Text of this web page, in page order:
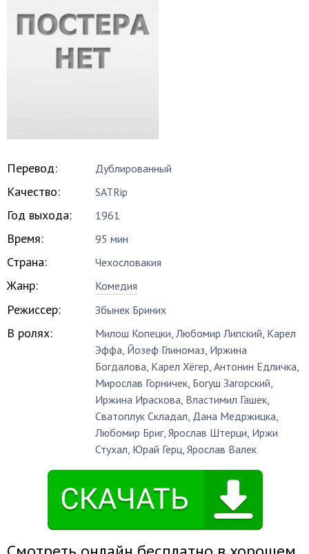
Перевод: Дублированный
Качество: SATRip
Год выхода: 1961
Время: 95 мин
Страна: Чехословакия
Жанр: Комедия
Режиссер: Збынек Бриних
В ролях: Милош Копецки,Любомир Липский, Карел
Эффа, Йозеф Глиномаз, Иржина
Богдалова, Карел Хёгер,Антонин Едличка,
Мирослав Горничек, Богуш Загорский,
Иржина Ираскова, Властимил Гашек,
Сватоплук Складал, Дана Медржицка,
Любомир Бриг,Ярослав Штерци, Иржи
Стухал, Юрай Герц,Ярослав Валек